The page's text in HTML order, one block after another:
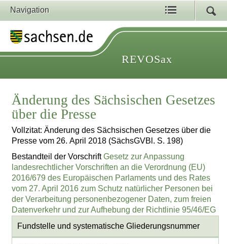
Navigation
REVOSax
Änderung des Sächsischen Gesetzes
über die Presse
Vollzitat: Änderung des Sächsischen Gesetzes über die
Presse vom 26. April 2018 (SächsGVBl. S. 198)
Bestandteil der VorschriftGesetz zur Anpassung
landesrechtlicher Vorschriften an die Verordnung (EU)
2016/679 des Europäischen Parlaments und des Rates
vom 27. April 2016 zum Schutz natürlicher Personen bei
der Verarbeitung personenbezogener Daten, zum freien
Datenverkehr und zur Aufhebung der Richtlinie 95/46/EG
Fundstelle und systematische Gliederungsnummer